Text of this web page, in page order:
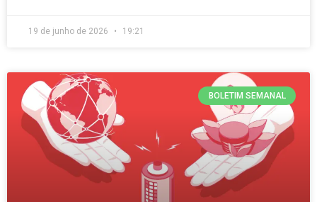
19 de junho de 2026 19:21
BOLETIM SEMANAL